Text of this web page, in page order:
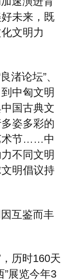
未来，既
文明力
渚论坛”、
中匈文明
国古典文
姿多彩的
术节……中
不同文明
明倡议持
互鉴而丰
历时160天
展览今年3